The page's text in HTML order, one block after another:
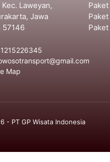
Kec. Laweyan,
Jawa
57146
Map
- PT GP Wisata Indonesia